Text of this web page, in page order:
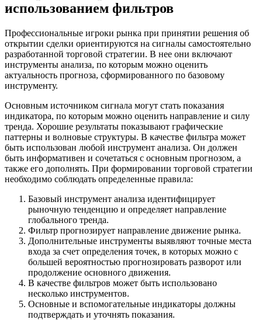
использованием фильтров
Профессиональные игроки рынка при принятии решения об
открытии сделки ориентируются на сигналы самостоятельно
разработанной торговой стратегии. В нее они включают
инструменты анализа, по которым можно оценить
актуальность прогноза, сформированного по базовому
инструменту.
Основным источником сигнала могут стать показания
индикатора, по которым можно оценить направление и силу
тренда. Хорошие результаты показывают графические
паттерны и волновые структуры. В качестве фильтра может
быть использован любой инструмент анализа. Он должен
быть информативен и сочетаться с основным прогнозом, а
также его дополнять. При формировании торговой стратегии
необходимо соблюдать определенные правила:
Базовый инструмент анализа идентифицирует
рыночную тенденцию и определяет направление
глобального тренда.
Фильтр прогнозирует направление движение рынка.
Дополнительные инструменты выявляют точные места
входа за счет определения точек, в которых можно с
большей вероятностью прогнозировать разворот или
продолжение основного движения.
В качестве фильтров может быть использовано
несколько инструментов.
Основные и вспомогательные индикаторы должны
подтверждать и уточнять показания.